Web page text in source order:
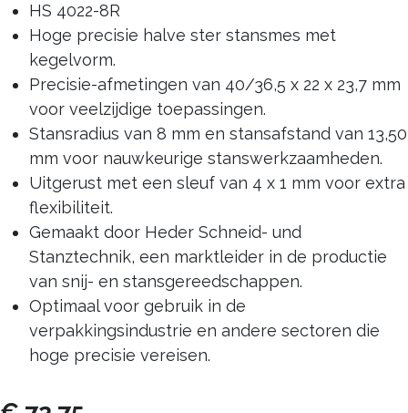
HS 4022-8R
Hoge precisie halve ster stansmes met
kegelvorm.
Precisie-afmetingen van 40/36,5 x 22 x 23,7 mm
voor veelzijdige toepassingen.
Stansradius van 8 mm en stansafstand van 13,50
mm voor nauwkeurige stanswerkzaamheden.
Uitgerust met een sleuf van 4 x 1 mm voor extra
flexibiliteit.
Gemaakt door Heder Schneid- und
Stanztechnik, een marktleider in de productie
van snij- en stansgereedschappen.
Optimaal voor gebruik in de
verpakkingsindustrie en andere sectoren die
hoge precisie vereisen.